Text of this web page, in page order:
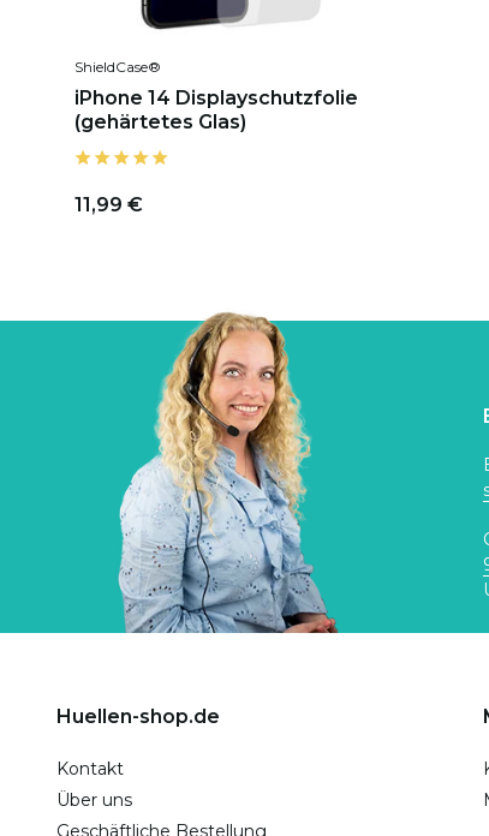
ShieldCase®
iPhone 14 Displayschutzfolie
(gehärtetes Glas)
11,99 €
Huellen-shop.de
Kontakt
Über uns
Geschäftliche Bestellung